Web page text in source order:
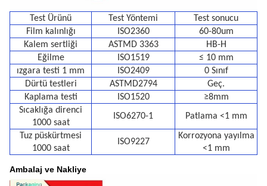
Test Ürünü Test Yöntemi
Test sonucu
Film kalınlığı
ISO2360
60-80um
Kalem sertliği
ASTMD 3363
HB-H
Eğilme
ISO1519
≤ 10 mm
ızgara testi 1 mm
ISO2409
0 Sınıf
Dürtü testleri
ASTMD2794
Geç.
Kaplama testi
ISO1520
≥8mm
Sıcaklığa direnci
1000 saat
ISO6270-1 Patlama <1 mm
Tuz püskürtmesi
1000 saat
ISO9227
Korrozyona yayılma
<1 mm
Ambalaj ve Nakliye